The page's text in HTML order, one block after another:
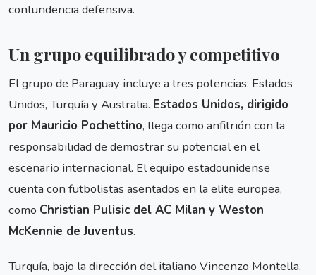
contundencia defensiva.
Un grupo equilibrado y competitivo
El grupo de Paraguay incluye a tres potencias: Estados
Unidos, Turquía y Australia. Estados Unidos, dirigido
por Mauricio Pochettino, llega como anfitrión con la
responsabilidad de demostrar su potencial en el
escenario internacional. El equipo estadounidense
cuenta con futbolistas asentados en la elite europea,
como Christian Pulisic del AC Milan y Weston
McKennie de Juventus.
Turquía, bajo la dirección del italiano Vincenzo Montella,